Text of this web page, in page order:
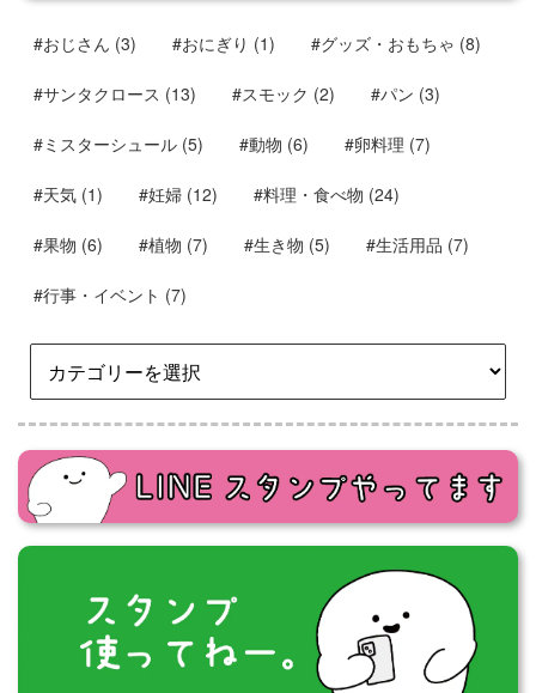
#おじさん (3) #おにぎり (1) #グッズ・おもちゃ (8)
#サンタクロース (13) #スモック (2) #パン (3)
#ミスターシュール (5) #動物 (6) #卵料理 (7)
#天気 (1) #妊婦 (12) #料理・食べ物 (24)
#果物 (6) #植物 (7) #生き物 (5) #生活用品 (7)
#行事・イベント (7)